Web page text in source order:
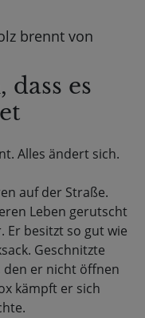
brennt von
dass es
Alles ändert sich.
auf der Straße.
Leben gerutscht
Er besitzt so gut wie
Geschnitzte
den er nicht öffnen
kämpft er sich